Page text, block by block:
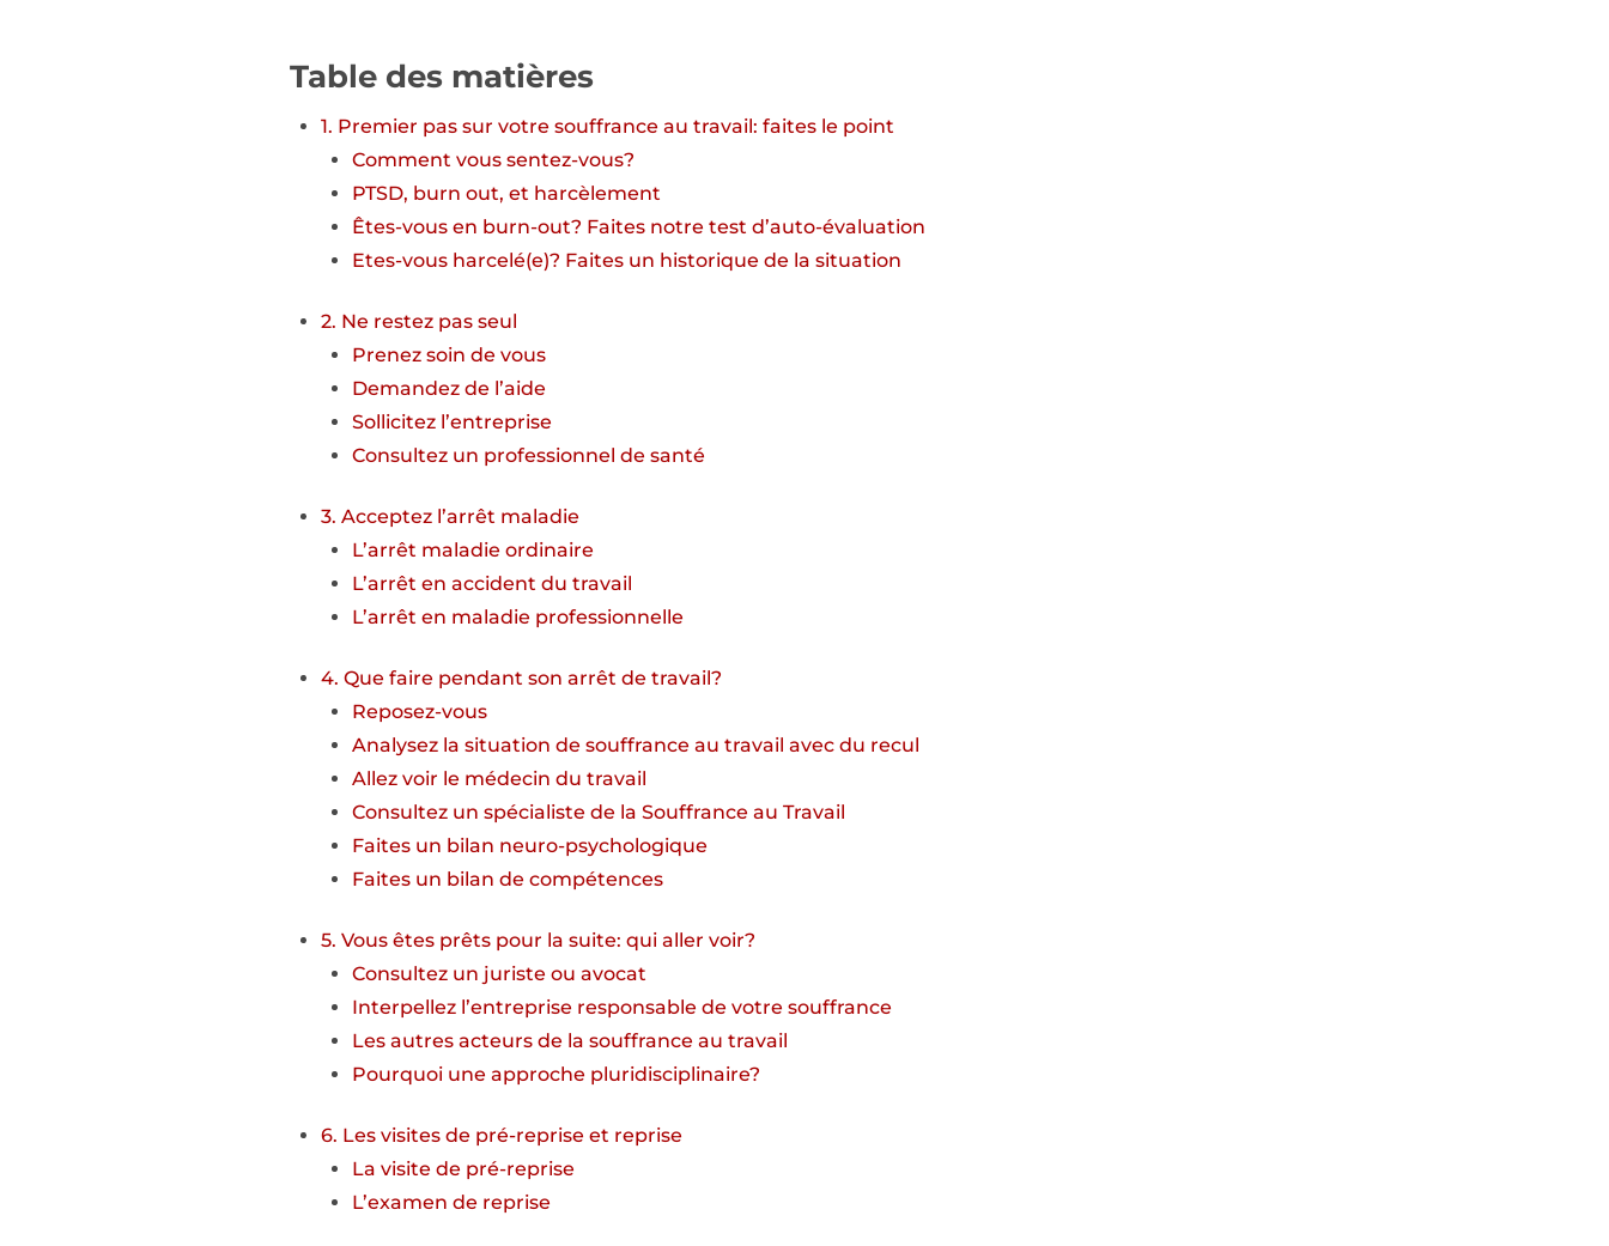
Table des matières
1. Premier pas sur votre souffrance au travail: faites le point
Comment vous sentez-vous?
PTSD, burn out, et harcèlement
Êtes-vous en burn-out? Faites notre test d’auto-évaluation
Etes-vous harcelé(e)? Faites un historique de la situation
2. Ne restez pas seul
Prenez soin de vous
Demandez de l’aide
Sollicitez l’entreprise
Consultez un professionnel de santé
3. Acceptez l’arrêt maladie
L’arrêt maladie ordinaire
L’arrêt en accident du travail
L’arrêt en maladie professionnelle
4. Que faire pendant son arrêt de travail?
Reposez-vous
Analysez la situation de souffrance au travail avec du recul
Allez voir le médecin du travail
Consultez un spécialiste de la Souffrance au Travail
Faites un bilan neuro-psychologique
Faites un bilan de compétences
5. Vous êtes prêts pour la suite: qui aller voir?
Consultez un juriste ou avocat
Interpellez l’entreprise responsable de votre souffrance
Les autres acteurs de la souffrance au travail
Pourquoi une approche pluridisciplinaire?
6. Les visites de pré-reprise et reprise
La visite de pré-reprise
L’examen de reprise